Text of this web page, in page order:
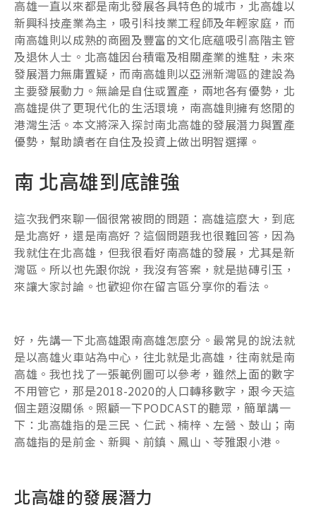
高雄一直以來都是南北發展各具特色的城市，北高雄以
新興科技產業為主，吸引科技業工程師及年輕家庭，而
南高雄則以成熟的商圈及豐富的文化底蘊吸引高階主管
及退休人士。北高雄因台積電及相關產業的進駐，未來
發展潛力無庸置疑，而南高雄則以亞洲新灣區的建設為
主要發展動力。無論是自住或置產，兩地各有優勢，北
高雄提供了更現代化的生活環境，南高雄則擁有悠閒的
港灣生活。本文將深入探討南北高雄的發展潛力與置產
優勢，幫助讀者在自住及投資上做出明智選擇。
南 北高雄到底誰強
這次我們來聊一個很常被問的問題：高雄這麼大，到底
是北高好，還是南高好？這個問題我也很難回答，因為
我就住在北高雄，但我很看好南高雄的發展，尤其是新
灣區。所以也先跟你說，我沒有答案，就是拋磚引玉，
來讓大家討論。也歡迎你在留言區分享你的看法。
好，先講一下北高雄跟南高雄怎麼分。最常見的說法就
是以高雄火車站為中心，往北就是北高雄，往南就是南
高雄。我也找了一張範例圖可以參考，雖然上面的數字
不用管它，那是2018-2020的人口轉移數字，跟今天這
個主題沒關係。照顧一下PODCAST的聽眾，簡單講一
下：北高雄指的是三民、仁武、楠梓、左營、鼓山；南
高雄指的是前金、新興、前鎮、鳳山、苓雅跟小港。
北高雄的發展潛力